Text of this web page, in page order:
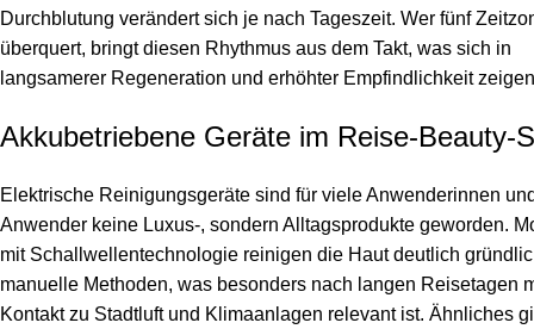
Durchblutung verändert sich je nach Tageszeit. Wer fünf
überquert, bringt diesen Rhythmus aus dem Takt, was sich in
langsamerer Regeneration und erhöhter Empfindlichkeit
Akkubetriebene Geräte im Reise-Beauty-
Elektrische Reinigungsgeräte sind für viele Anwenderinnen
Anwender keine Luxus-, sondern Alltagsprodukte geworden.
mit Schallwellentechnologie reinigen die Haut deutlich
manuelle Methoden, was besonders nach langen Reisetagen
Kontakt zu Stadtluft und Klimaanlagen relevant ist. Ähnliches